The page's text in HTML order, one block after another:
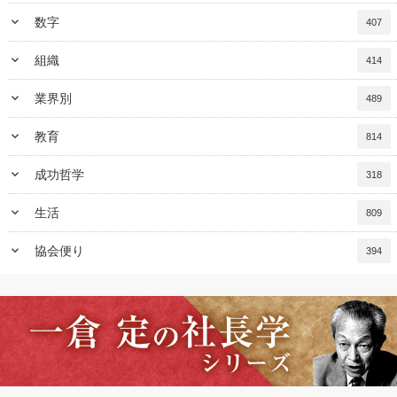
keyboard_arrow_down 数字 407
keyboard_arrow_down 組織 414
keyboard_arrow_down 業界別 489
keyboard_arrow_down 教育 814
keyboard_arrow_down 成功哲学 318
keyboard_arrow_down 生活 809
keyboard_arrow_down 協会便り 394